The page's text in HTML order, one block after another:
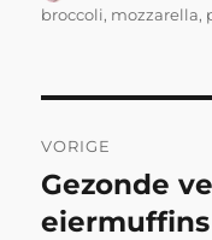
op
broccoli, mozzarella,
navigatie
VORIGE
Vorig
bericht:
Gezonde